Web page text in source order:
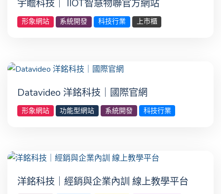
宇瞻科技｜ IIOT智慧物聯官方網站
形象網站 系統開發 科技行業 上市櫃
Datavideo 洋銘科技｜國際官網
形象網站 功能型網站 系統開發 科技行業
洋銘科技｜經銷與企業內訓 線上教學平台